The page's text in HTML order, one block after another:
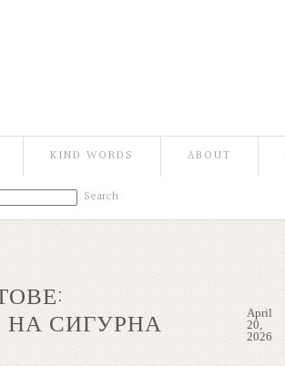
KIND WORDS ABOUT
НА СИГУРНА
April
20,
2026